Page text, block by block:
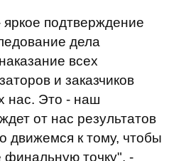
подтверждение
дела
всех
и заказчиков
нас. Это - наш
от нас результатов
движемся к тому, чтобы
финальную точку", -